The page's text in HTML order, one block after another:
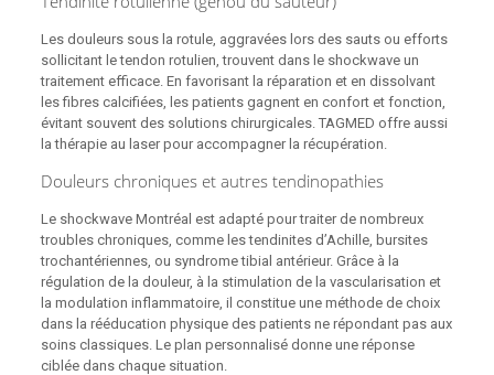
Les douleurs sous la rotule, aggravées lors des sauts ou efforts
sollicitant le tendon rotulien, trouvent dans le shockwave un
traitement efficace. En favorisant la réparation et en dissolvant
les fibres calcifiées, les patients gagnent en confort et fonction,
évitant souvent des solutions chirurgicales. TAGMED offre aussi
la thérapie au laser pour accompagner la récupération.
Douleurs chroniques et autres tendinopathies
Le shockwave Montréal est adapté pour traiter de nombreux
troubles chroniques, comme les tendinites d’Achille, bursites
trochantériennes, ou syndrome tibial antérieur. Grâce à la
régulation de la douleur, à la stimulation de la vascularisation et
la modulation inflammatoire, il constitue une méthode de choix
dans la rééducation physique des patients ne répondant pas aux
soins classiques. Le plan personnalisé donne une réponse
ciblée dans chaque situation.